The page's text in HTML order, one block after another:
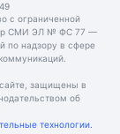
с ограниченной
СМИ ЭЛ № ФС 77 —
по надзору в сфере
защищены в
об
технологии.